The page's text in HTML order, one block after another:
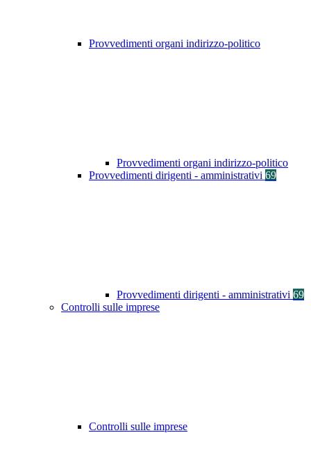
Provvedimenti organi indirizzo-politico
Provvedimenti organi indirizzo-politico
Provvedimenti dirigenti - amministrativi 69
Provvedimenti dirigenti - amministrativi 69
Controlli sulle imprese
Controlli sulle imprese